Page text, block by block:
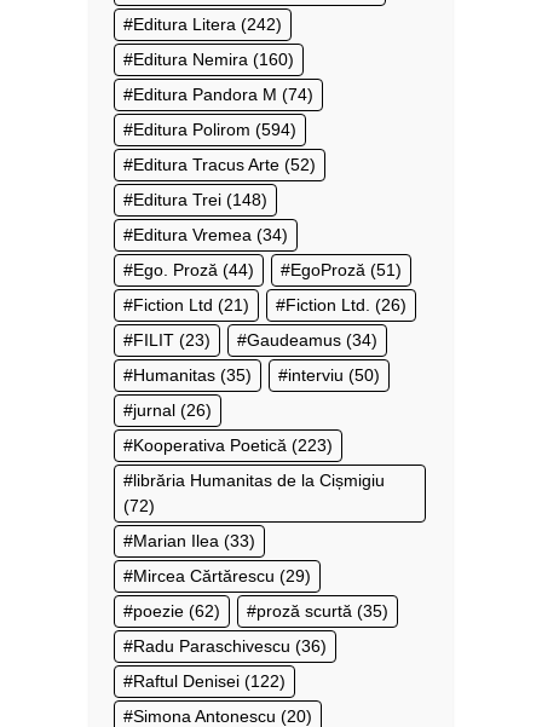
Editura Litera (242)
Editura Nemira (160)
Editura Pandora M (74)
Editura Polirom (594)
Editura Tracus Arte (52)
Editura Trei (148)
Editura Vremea (34)
Ego. Proză (44) EgoProză (51)
Fiction Ltd (21) Fiction Ltd. (26)
FILIT (23) Gaudeamus (34)
Humanitas (35) interviu (50)
jurnal (26)
Kooperativa Poetică (223)
librăria Humanitas de la Cișmigiu
(72)
Marian Ilea (33)
Mircea Cărtărescu (29)
poezie (62) proză scurtă (35)
Radu Paraschivescu (36)
Raftul Denisei (122)
Simona Antonescu (20)